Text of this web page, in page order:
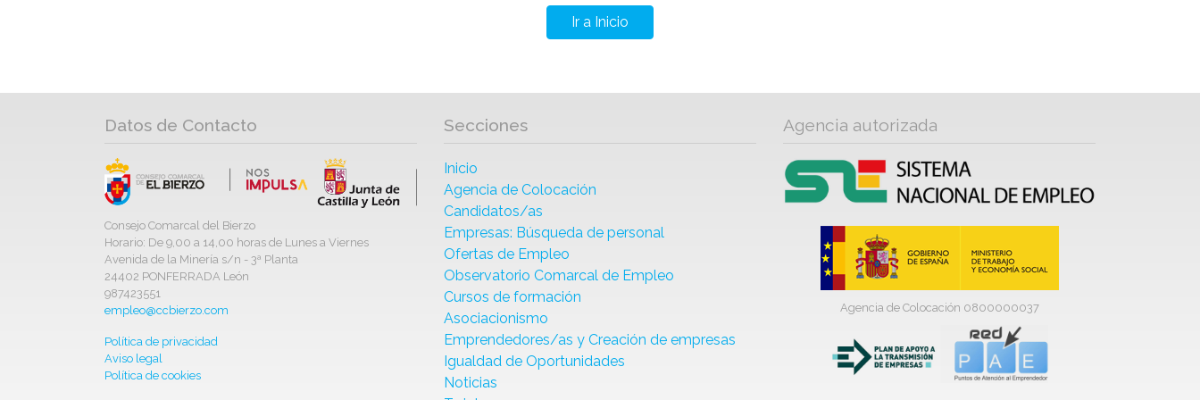
Ir a Inicio
Datos de Contacto
Consejo Comarcal del Bierzo
Horario: De 9,00 a 14,00 horas de Lunes a Viernes
Avenida de la Minería s/n - 3ª Planta
24402 PONFERRADA León
987423551
empleo@ccbierzo.com
Política de privacidad
Aviso legal
Política de cookies
Secciones
Inicio
Agencia de Colocación
Candidatos/as
Empresas: Búsqueda de personal
Ofertas de Empleo
Observatorio Comarcal de Empleo
Cursos de formación
Asociacionismo
Emprendedores/as y Creación de empresas
Igualdad de Oportunidades
Noticias
Agencia autorizada
Agencia de Colocación 0800000037